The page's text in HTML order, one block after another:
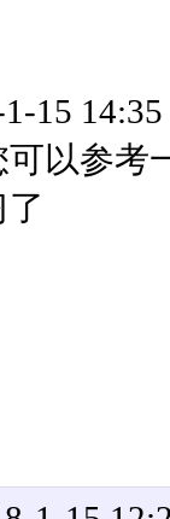
15 14:35
以参考